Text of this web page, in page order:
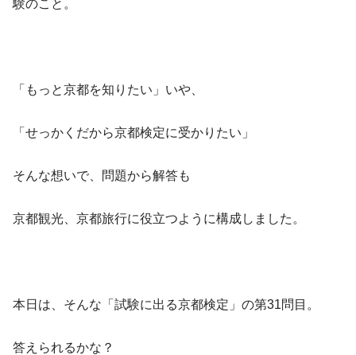
験のこと。
「もっと京都を知りたい」いや、
「せっかくだから京都検定に受かりたい」
そんな想いで、問題から解答も
京都観光、京都旅行に役立つように構成しました。
本日は、そんな「試験に出る京都検定」の第31問目。
答えられるかな？